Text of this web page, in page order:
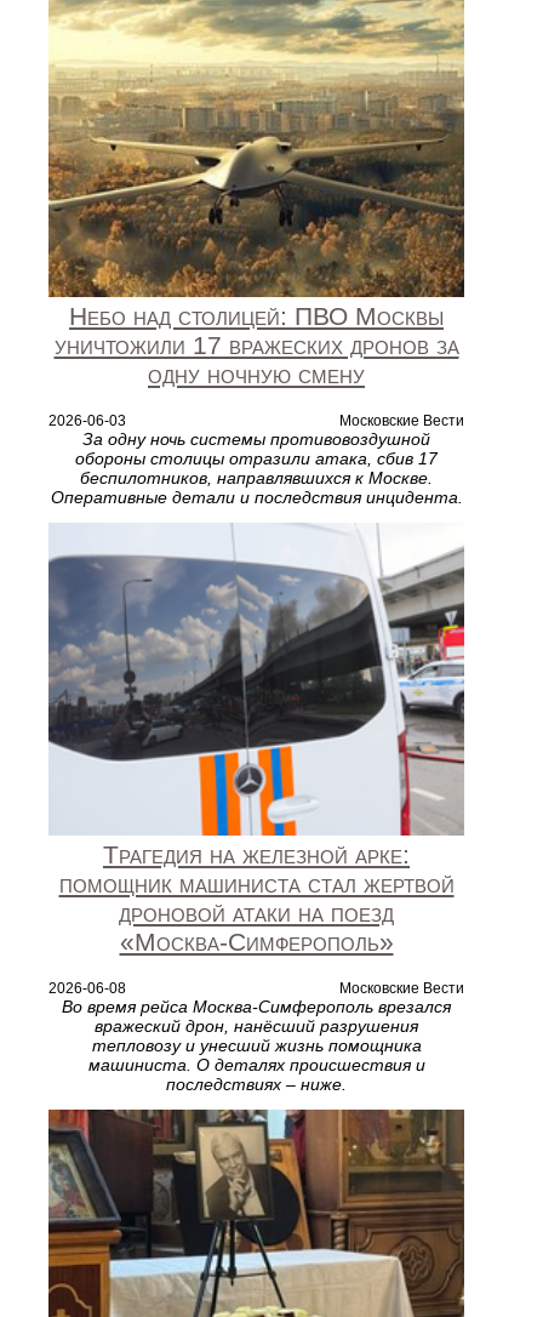
Небо над столицей: ПВО Москвы
уничтожили 17 вражеских дронов за
одну ночную смену
2026-06-03 Московские Вести
За одну ночь системы противовоздушной
обороны столицы отразили атака, сбив 17
беспилотников, направлявшихся к Москве.
Оперативные детали и последствия инцидента.
Трагедия на железной арке:
помощник машиниста стал жертвой
дроновой атаки на поезд
«Москва‑Симферополь»
2026-06-08 Московские Вести
Во время рейса Москва‑Симферополь врезался
вражеский дрон, нанёсший разрушения
тепловозу и унесший жизнь помощника
машиниста. О деталях происшествия и
последствиях – ниже.